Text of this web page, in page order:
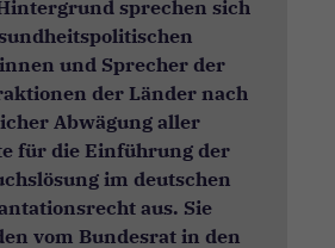
sprechen sich
und Sprecher der
der Länder nach
Abwägung aller
für die Einführung der
im deutschen
aus. Sie
vom Bundesrat in den